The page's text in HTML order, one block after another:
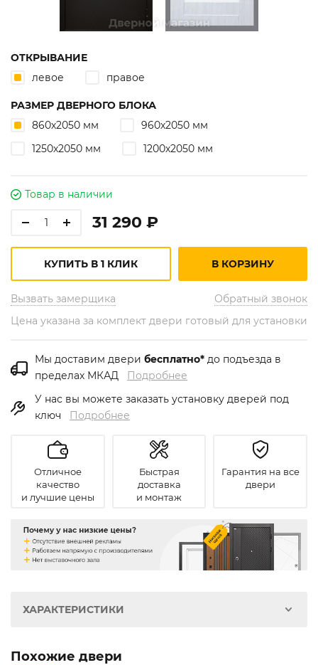
ОТКРЫВАНИЕ
левое
правое
РАЗМЕР ДВЕРНОГО БЛОКА
860х2050 мм
960х2050 мм
1250х2050 мм
1200х2050 мм
Товар в наличии
31 290 ₽
Вызвать замерщика Обратный звонок
КУПИТЬ В 1 КЛИК В КОРЗИНУ
Цена указана за комплект двери готовый для установки
Мы доставим двери бесплатно* до подъезда в
пределах МКАД Подробнее
У нас вы можете заказать установку дверей под
ключ Подробнее
Отличное
качество
и лучшие цены
Быстрая
доставка
и монтаж
Гарантия на все
двери
ХАРАКТЕРИСТИКИ
Похожие двери